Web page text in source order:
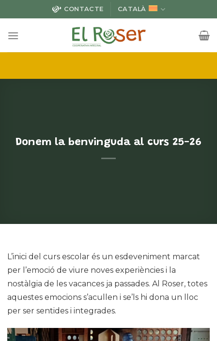
to
content
CONTACTE CATALÀ
Donem la benvinguda al curs 25-26
L’inici del curs escolar és un esdeveniment marcat
per l’emoció de viure noves experiències i la
nostàlgia de les vacances ja passades. Al Roser, totes
aquestes emocions s’acullen i se’ls hi dona un lloc
per ser sentides i integrades.